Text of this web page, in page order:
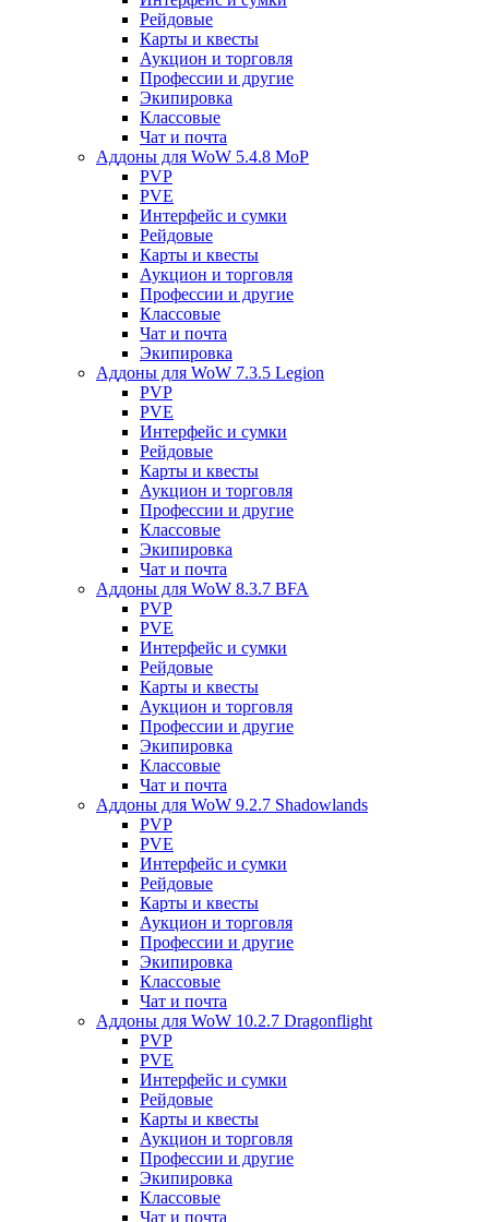
Рейдовые
Карты и квесты
Аукцион и торговля
Профессии и другие
Экипировка
Классовые
Чат и почта
Аддоны для WoW 5.4.8 MoP
PVP
PVE
Интерфейс и сумки
Рейдовые
Карты и квесты
Аукцион и торговля
Профессии и другие
Классовые
Чат и почта
Экипировка
Аддоны для WoW 7.3.5 Legion
PVP
PVE
Интерфейс и сумки
Рейдовые
Карты и квесты
Аукцион и торговля
Профессии и другие
Классовые
Экипировка
Чат и почта
Аддоны для WoW 8.3.7 BFA
PVP
PVE
Интерфейс и сумки
Рейдовые
Карты и квесты
Аукцион и торговля
Профессии и другие
Экипировка
Классовые
Чат и почта
Аддоны для WoW 9.2.7 Shadowlands
PVP
PVE
Интерфейс и сумки
Рейдовые
Карты и квесты
Аукцион и торговля
Профессии и другие
Экипировка
Классовые
Чат и почта
Аддоны для WoW 10.2.7 Dragonflight
PVP
PVE
Интерфейс и сумки
Рейдовые
Карты и квесты
Аукцион и торговля
Профессии и другие
Экипировка
Классовые
Чат и почта